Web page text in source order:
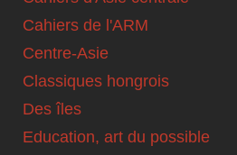
Cahiers de l'ARM
Centre-Asie
Classiques hongrois
Des îles
Education, art du possible